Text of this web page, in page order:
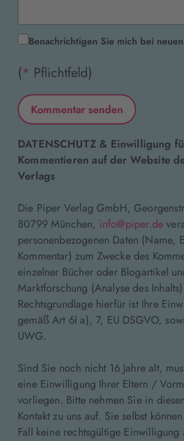
Benachrichtigen Sie mich bei
(* Pflichtfeld)
DATENSCHUTZ & Einwilligung
Kommentieren auf der Website
Verlags
Die Piper Verlag GmbH,
80799 München, info@piper.de
personenbezogenen Daten (Name,
Kommentar) zum Zwecke des
einzelner Bücher oder Blogartikel
Marktforschung (Analyse des
Rechtsgrundlage hierfür ist Ihre
gemäß Art 6I a), 7, EU DSGVO,
UWG.
Sind Sie noch nicht 16 Jahre alt,
eine Einwilligung Ihrer Eltern /
vorliegen. Bitte nehmen Sie in
Kontakt zu uns auf. Sie selbst
Fall keine rechtsgültige Einwilligung